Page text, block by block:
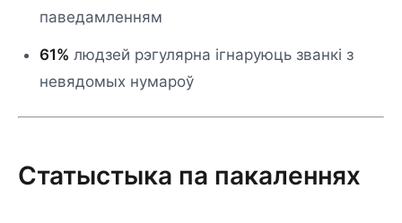
паведамленням
61% людзей рэгулярна ігнаруюць званкі з
невядомых нумароў
Статыстыка па пакаленнях